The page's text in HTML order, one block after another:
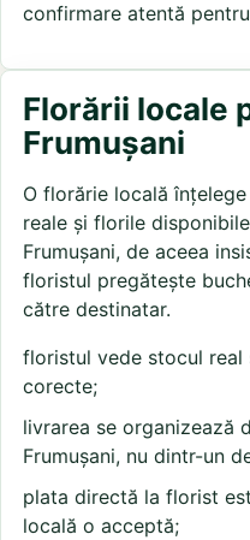
confirmare atentă
Florării locale
Frumușani
O florărie locală
reale și florile
Frumușani, de aceea
floristul pregătește
către destinatar.
floristul vede stocul
corecte;
livrarea se organizează
Frumușani, nu dintr-un
plata directă la florist
locală o acceptă;